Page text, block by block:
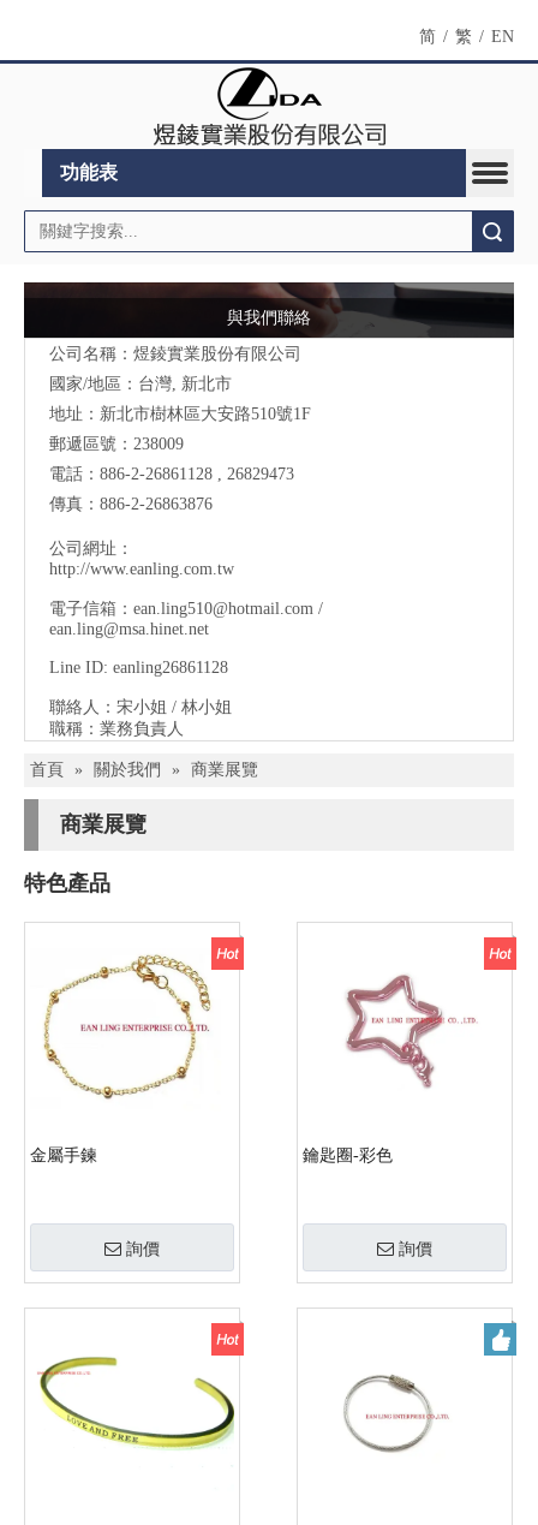
简 / 繁 / EN
功能表
與我們聯絡
公司名稱：煜錂實業股份有限公司
國家/地區：台灣, 新北市
地址： 新北市樹林區大安路510號1F
郵遞區號：238009
電話：886-2-26861128 , 26829473
傳真：886-2-26863876
公司網址：
http://www.eanling.com.tw
電子信箱： ean.ling510@hotmail.com /
ean.ling@msa.hinet.net
Line ID: eanling26861128
聯絡人：宋小姐 / 林小姐
職稱：業務負責人
首頁 » 關於我們 » 商業展覽
商業展覽
特色產品
金屬手鍊
詢價
鑰匙圈-彩色
詢價